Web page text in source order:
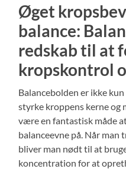
Øget
balance:
redskab til at
kropskontrol
Balancebolden er ikke
styrke kroppens kerne og
være en fantastisk måde
balanceevne på. Når man
bliver man nødt til at
koncentration for at